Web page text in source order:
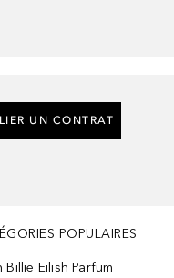
UN CONTRAT
POPULAIRES
Billie Eilish Parfum